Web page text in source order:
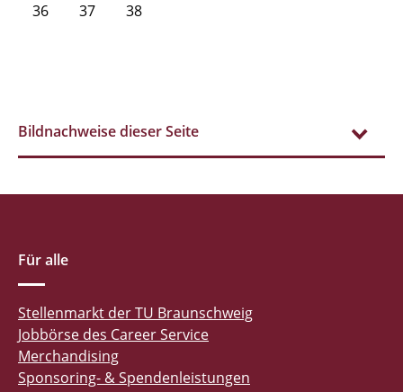
36 37 38
Bildnachweise dieser Seite
Für alle
Stellenmarkt der TU Braunschweig
Jobbörse des Career Service
Merchandising
Sponsoring- & Spendenleistungen